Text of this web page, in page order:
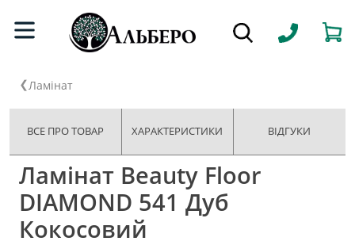
Ламінат
ВСЕ ПРО ТОВАР ХАРАКТЕРИСТИКИ ВІДГУКИ
Ламінат Beauty Floor
DIAMOND 541 Дуб
Кокосовий